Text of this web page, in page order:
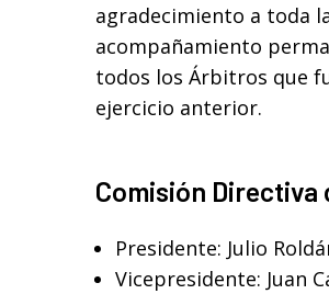
agradecimiento a toda
acompañamiento
todos los Árbitros que
ejercicio anterior.
Comisión Directiva
Presidente: Julio
Vicepresidente: Juan